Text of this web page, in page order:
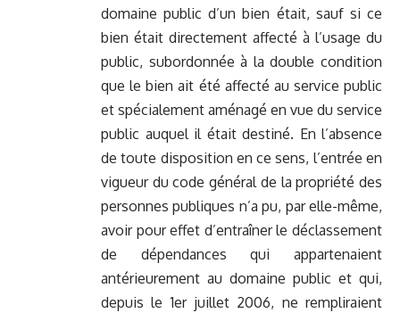
domaine public d’un bien était, sauf si ce
bien était directement affecté à l’usage du
public, subordonnée à la double condition
que le bien ait été affecté au service public
et spécialement aménagé en vue du service
public auquel il était destiné. En l’absence
de toute disposition en ce sens, l’entrée en
vigueur du code général de la propriété des
personnes publiques n’a pu, par elle-même,
avoir pour effet d’entraîner le déclassement
de dépendances qui appartenaient
antérieurement au domaine public et qui,
depuis le 1er juillet 2006, ne rempliraient